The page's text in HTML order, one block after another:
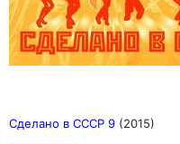
Сделано в СССР 9 (2015)